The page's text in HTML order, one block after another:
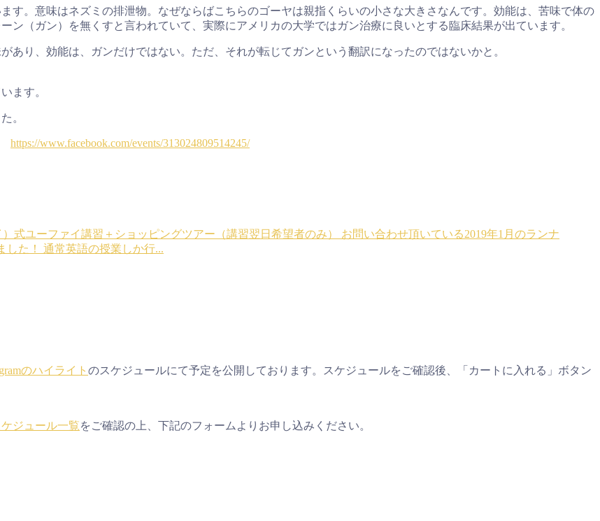
す。意味はネズミの排泄物。なぜならばこちらのゴーヤは親指くらいの小さな大きさなんです。効能は、苦味で体の
ン（ガン）を無くすと言われていて、実際にアメリカの大学ではガン治療に良いとする臨床結果が出ています。
あり、効能は、ガンだけではない。ただ、それが転じてガンという翻訳になったのではないかと。
ます。
。
https://www.facebook.com/events/313024809514245/
式ユーファイ講習＋ショッピングツアー（講習翌日希望者のみ）
お問い合わせ頂いている2019年1月のランナ
した！ 通常英語の授業しか行...
のハイライト のスケジュールにて予定を公開しております。スケジュールをご確認後、「カートに入れる」ボタン
ジュール一覧をご確認の上、下記のフォームよりお申し込みください。